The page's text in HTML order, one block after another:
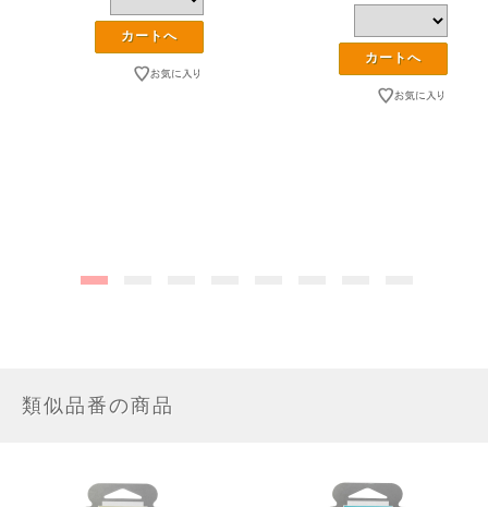
類似品番の商品